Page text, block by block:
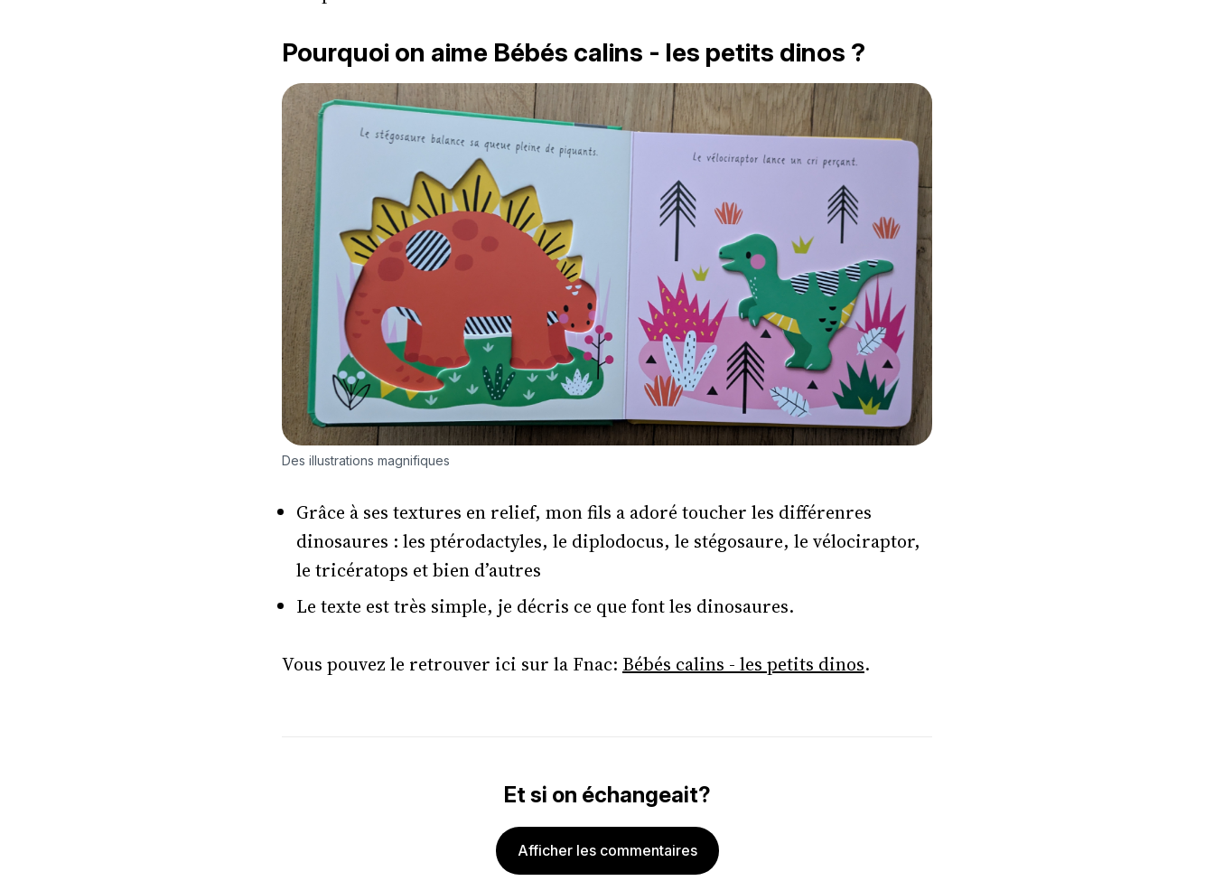
Pourquoi on aime Bébés calins - les petits dinos ?
Des illustrations magnifiques
Grâce à ses textures en relief, mon fils a adoré toucher les différenres
dinosaures : les ptérodactyles, le diplodocus, le stégosaure, le vélociraptor,
le tricératops et bien d’autres
Le texte est très simple, je décris ce que font les dinosaures.
Vous pouvez le retrouver ici sur la Fnac: Bébés calins - les petits dinos.
Et si on échangeait?
Afficher les commentaires